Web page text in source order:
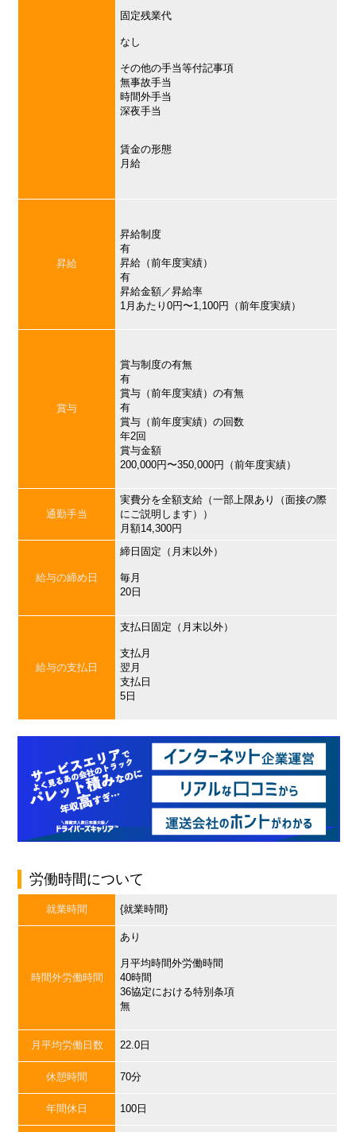
固定残業代
なし
その他の手当等付記事項
無事故手当
時間外手当
深夜手当
賃金の形態
月給
昇給
昇給制度
有
昇給（前年度実績）
有
昇給金額／昇給率
1月あたり0円〜1,100円（前年度実績）
賞与
賞与制度の有無
有
賞与（前年度実績）の有無
有
賞与（前年度実績）の回数
年2回
賞与金額
200,000円〜350,000円（前年度実績）
通勤手当
実費分を全額支給（一部上限あり（面接の際
にご説明します））
月額14,300円
給与の締め日
締日固定（月末以外）
毎月
20日
給与の支払日
支払日固定（月末以外）
支払月
翌月
支払日
5日
労働時間について
就業時間 {就業時間}
時間外労働時間
あり
月平均時間外労働時間
40時間
36協定における特別条項
無
月平均労働日数 22.0日
休憩時間 70分
年間休日 100日